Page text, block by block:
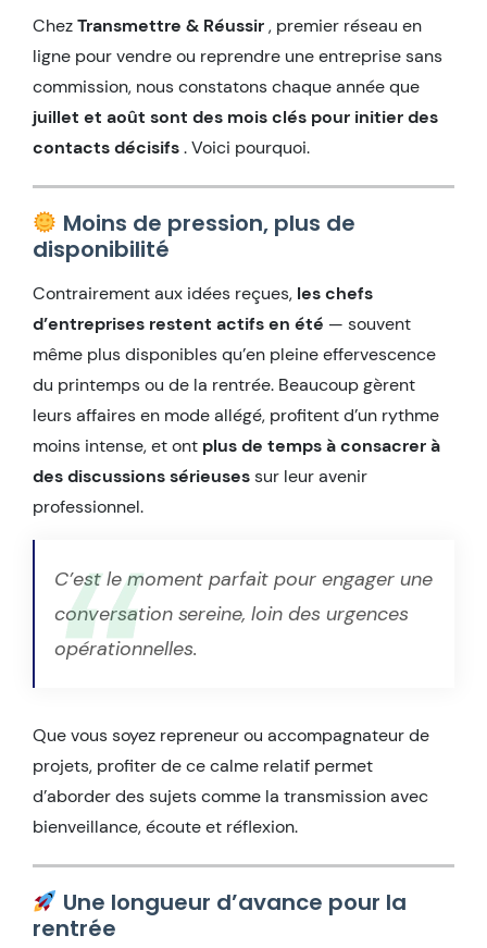
ChezTransmettre & Réussir, premier réseau en
ligne pour vendre ou reprendre une entreprise sans
commission, nous constatons chaque année que
juillet et août sont des mois clés pour initier des
contacts décisifs. Voici pourquoi.
Moins de pression, plus de
disponibilité
Contrairement aux idées reçues, les chefs
d’entreprises restent actifs en été — souvent
même plus disponibles qu’en pleine effervescence
du printemps ou de la rentrée. Beaucoup gèrent
leurs affaires en mode allégé, profitent d’un rythme
moins intense, et ont plus de temps à consacrer à
des discussions sérieusessur leur avenir
professionnel.
C’est le moment parfait pour engager une
conversation sereine, loin des urgences
opérationnelles.
Que vous soyez repreneur ou accompagnateur de
projets, profiter de ce calme relatif permet
d’aborder des sujets comme la transmission avec
bienveillance, écoute et réflexion.
Une longueur d’avance pour la
rentrée